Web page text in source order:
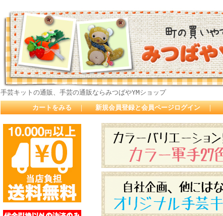
手芸キットの通販、手芸の通販ならみつばやYMショップ
カートをみる ｜ 新規会員登録と会員ページログイン ｜